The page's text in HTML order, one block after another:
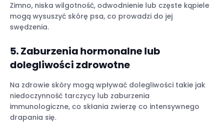
Zimno, niska wilgotność, odwodnienie lub częste kąpiele
mogą wysuszyć skórę psa, co prowadzi do jej
swędzenia.
5. Zaburzenia hormonalne lub
dolegliwości zdrowotne
Na zdrowie skóry mogą wpływać dolegliwości takie jak
niedoczynność tarczycy lub zaburzenia
immunologiczne, co skłania zwierzę co intensywnego
drapania się.